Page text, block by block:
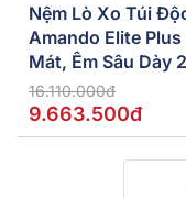
Nệm Lò Xo Túi
Amando Elite Plus
Mát, Êm Sâu Dày
16.110.000đ
9.663.500đ